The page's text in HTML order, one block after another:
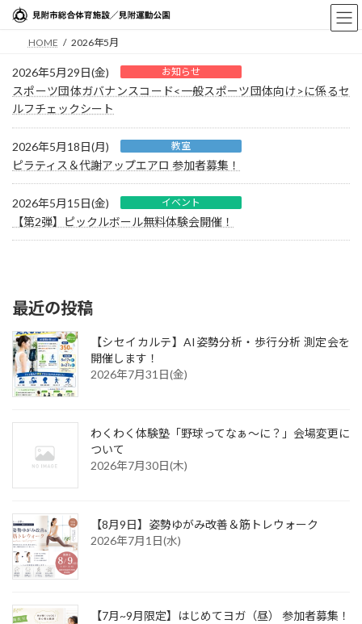
HOME 2026年5月
2026年5月29日(金) お知らせ
スポーツ団体ガバナンスコード<一般スポーツ団体向け>に係るセ
ルフチェックシート
2026年5月18日(月) 教室
ピラティス＆代謝アップエアロ 参加者募集！
2026年5月15日(金) イベント
【第2弾】ピックルボール無料体験会開催！
最近の投稿
【シセイカルテ】AI姿勢分析・歩行分析 測定会を
開催します！
2026年7月31日(金)
わくわく体験塾「野球ってなぁ～に？」会場変更に
ついて
2026年7月30日(木)
【8月9日】姿勢ゆがみ改善＆筋トレウォーク
2026年7月1日(水)
【7月~9月限定】はじめてヨガ（昼） 参加者募集！